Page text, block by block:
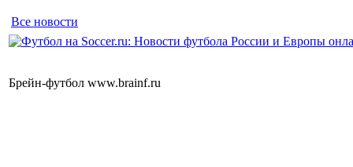
Все новости
Брейн-футбол www.brainf.ru